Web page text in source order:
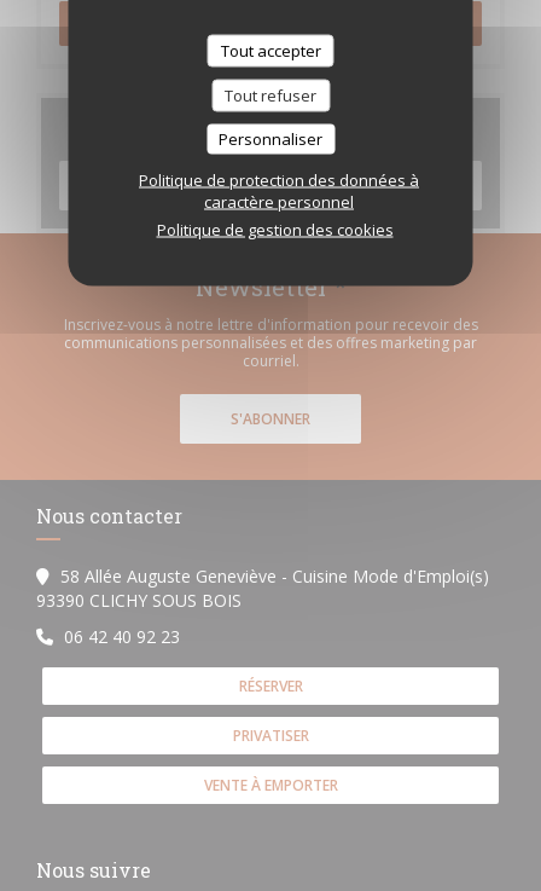
Tout accepter
Tout refuser
Personnaliser
Politique de protection des données à
caractère personnel
Politique de gestion des cookies
Cartes & Menus
DÉCOUVRIR NOTRE CARTE
Newsletter*
Inscrivez-vous à notre lettre d'information pour recevoir des
communications personnalisées et des offres marketing par
courriel.
S'ABONNER
Nous contacter
58 Allée Auguste Geneviève - Cuisine Mode d'Emploi(s)
93390 CLICHY SOUS BOIS
06 42 40 92 23
RÉSERVER
PRIVATISER
VENTE À EMPORTER
Nous suivre